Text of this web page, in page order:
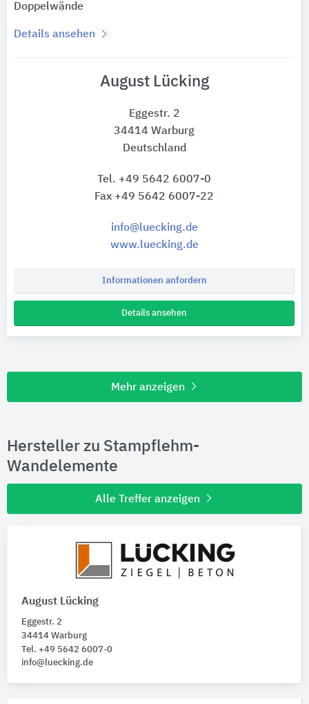
Doppelwände
Details ansehen
August Lücking
Eggestr. 2
34414 Warburg
Deutschland
Tel. +49 5642 6007-0
Fax +49 5642 6007-22
info@luecking.de
www.luecking.de
Informationen anfordern
Details ansehen
Mehr anzeigen
Hersteller zu Stampflehm-
Wandelemente
Alle Treffer anzeigen
August Lücking
Eggestr. 2
34414 Warburg
Tel. +49 5642 6007-0
info@luecking.de